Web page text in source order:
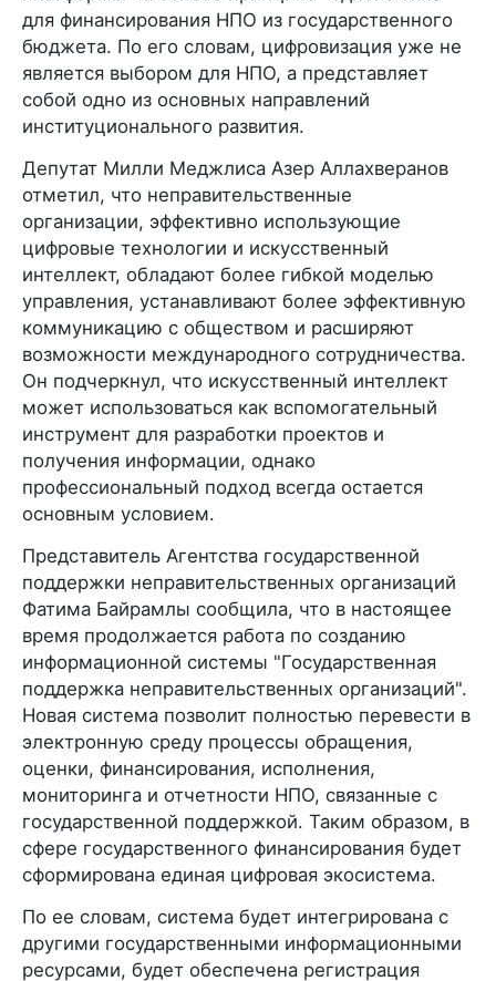
для финансирования НПО из государственного
бюджета. По его словам, цифровизация уже не
является выбором для НПО, а представляет
собой одно из основных направлений
институционального развития.
Депутат Милли Меджлиса Азер Аллахверанов
отметил, что неправительственные
организации, эффективно использующие
цифровые технологии и искусственный
интеллект, обладают более гибкой моделью
управления, устанавливают более эффективную
коммуникацию с обществом и расширяют
возможности международного сотрудничества.
Он подчеркнул, что искусственный интеллект
может использоваться как вспомогательный
инструмент для разработки проектов и
получения информации, однако
профессиональный подход всегда остается
основным условием.
Представитель Агентства государственной
поддержки неправительственных организаций
Фатима Байрамлы сообщила, что в настоящее
время продолжается работа по созданию
информационной системы "Государственная
поддержка неправительственных организаций".
Новая система позволит полностью перевести в
электронную среду процессы обращения,
оценки, финансирования, исполнения,
мониторинга и отчетности НПО, связанные с
государственной поддержкой. Таким образом, в
сфере государственного финансирования будет
сформирована единая цифровая экосистема.
По ее словам, система будет интегрирована с
другими государственными информационными
ресурсами, будет обеспечена регистрация